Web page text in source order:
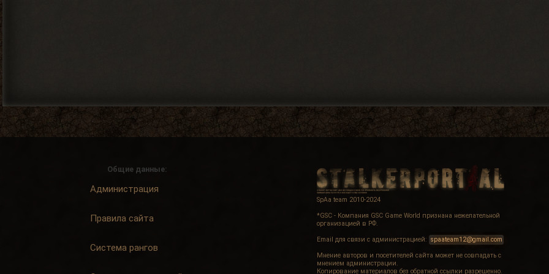
Общие данные:
Администрация
Правила сайта
Система рангов
SpAa team 2010-2024
*GSC - Компания GSC Game World признана нежелательной
организацией в РФ.
Email для связи с администрацией: spaateam12@gmail.com
Мнение авторов и посетителей сайта может не совпадать с
мнением администрации.
Копирование материалов без обратной ссылки разрешенно.